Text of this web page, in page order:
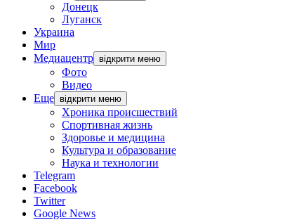
Донецк
Луганск
Украина
Мир
Медиацентр відкрити меню
Фото
Видео
Еще відкрити меню
Хроника происшествий
Спортивная жизнь
Здоровье и медицина
Культура и образование
Наука и технологии
Telegram
Facebook
Twitter
Google News